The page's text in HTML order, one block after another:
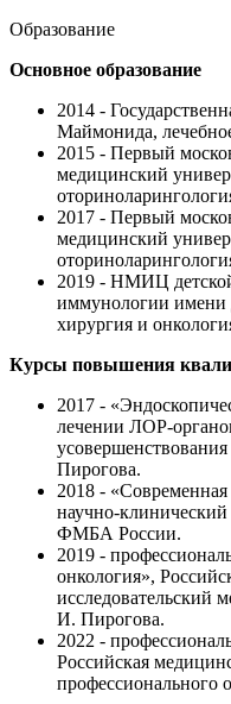
Образование
Основное образование
2014 -
Маймонида,
2015 - Первый
медицинский
2017 - Первый
медицинский
2019 - НМИЦ
иммунологии имени
хирургия и
Курсы повышения
2017 -
лечении ЛОР-
Пирогова.
2018 -
научно-
ФМБА России.
2019 -
онкология»,
исследовательский
И. Пирогова.
2022 -
Российская
профессионального